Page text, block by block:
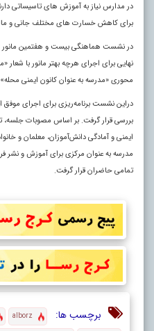
در مدارس نیاز به آموزش های تاسیساتی
برای کاهش خسارت های مختلف جانی و
در نشست هماهنگی بیست و هفتمین مانور
نهایی برای اجرای هرچه بهتر مانور با
محوری «مدرسه به عنوان کانون ایمنی
دراین نشست برنامه‌ریزی برای اجرای
بررسی قرار گرفت. بر اساس مصوبات جلسه،
ایمنی و آمادگی دانش‌آموزان، معلمان و
مدرسه به عنوان مرکزی برای آموزش و نشر
تمامی حاضران قرار گرفت.
برچسب ها: alborz